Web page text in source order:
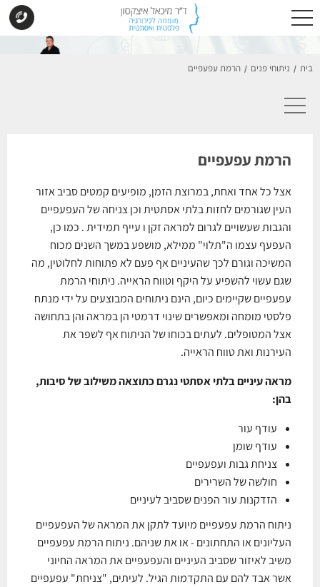
בית / ניתוחי פנים / הרמת עפעפיים
הרמת עפעפיים
אצל כל אחד ואחת, במרוצת הזמן, מופיעים קמטים סביב אזור
העין שגורמים לחזות בלתי אסתטית וכן צניחה של העפעפיים
והגבות שעשויים לגרום למראה זקן ו עייף תמידית . כמו כן,
העפעף עצמו ה"תלוי" ממילא, מושפע במשך השנים מכוח
המשיכה וגורם לכך שהעיניים אף פעם לא פתוחות לחלוטין, מה
שגם עשוי להשפיע על היקף וטווח הראייה. ניתוחי הרמת
עפעפיים שקיימים כיום, הינם ניתוחים המבוצעים על ידי מנתח
פלסטי מומחה ומאפשרים שינוי דרמטי הן במראה והן בתחושה
אצל המטופלים. לעתים בכוחו של הניתוח אף לשפר את
העירנות ואת טווח הראייה.
מראה עיניים בלתי אסתטי נגרם כתוצאה משילוב של סיבות,
בהן:
עודף עור
עודף שומן
צניחת גבות ועפעפיים
חולשה של השרירים
הזדקנות עור הפנים שסביב לעיניים
ניתוח הרמת עפעפיים מיועד לתקן את המראה של העפעפיים
העליונים או התחתונים - או את שניהם. ניתוח הרמת עפעפיים
משיב לאיזור שסביב העיניים והעפעפיים את המראה החיוני
אשר אבד להם עם התקדמות הגיל. לעיתים, "צניחת" עפעפיים